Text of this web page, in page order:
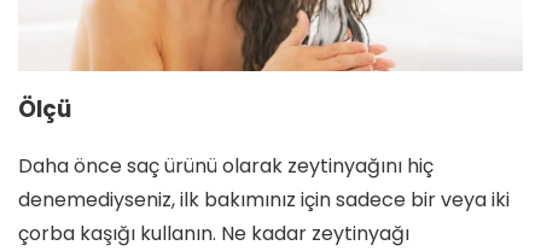
Ölçü
Daha önce saç ürünü olarak zeytinyağını hiç
denemediyseniz, ilk bakımınız için sadece bir veya iki
çorba kaşığı kullanın. Ne kadar zeytinyağı